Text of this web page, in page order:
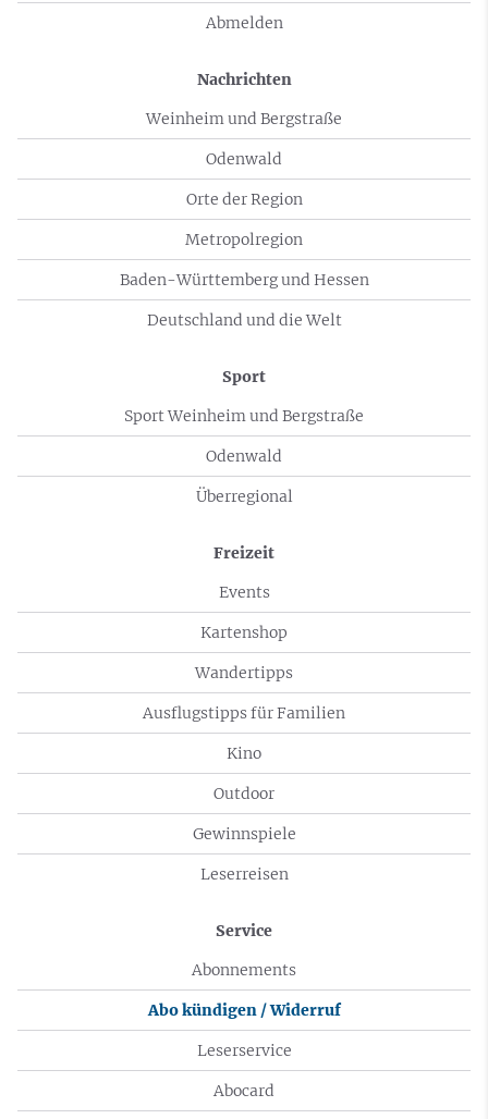
Abmelden
Nachrichten
Weinheim und Bergstraße
Odenwald
Orte der Region
Metropolregion
Baden-Württemberg und Hessen
Deutschland und die Welt
Sport
Sport Weinheim und Bergstraße
Odenwald
Überregional
Freizeit
Events
Kartenshop
Wandertipps
Ausflugstipps für Familien
Kino
Outdoor
Gewinnspiele
Leserreisen
Service
Abonnements
Abo kündigen / Widerruf
Leserservice
Abocard